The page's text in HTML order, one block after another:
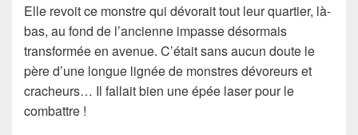
Elle revoit ce monstre qui dévorait tout leur quartier, là-
bas, au fond de l’ancienne impasse désormais
transformée en avenue. C’était sans aucun doute le
père d’une longue lignée de monstres dévoreurs et
cracheurs… Il fallait bien une épée laser pour le
combattre !